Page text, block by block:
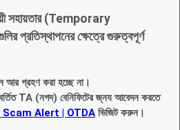
সহায়তার (Temporary
প্রতিস্থাপনের ক্ষেত্রে গুরুত্বপূর্ণ
গ্রহণ করা হচ্ছে না।
TA (নগদ) বেনিফিটের জ্নয আবেদন করতে
Scam Alert | OTDA ভিজিট করুন।